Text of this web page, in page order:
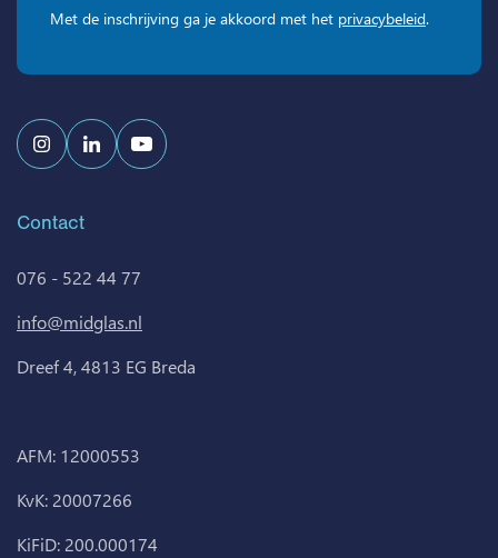
Contact
076 - 522 44 77
info@midglas.nl
Dreef 4, 4813 EG Breda
AFM: 12000553
KvK: 20007266
KiFiD: 200.000174
Met de inschrijving ga je akkoord met het privacybeleid.